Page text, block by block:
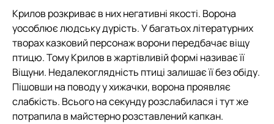
Крилов розкриває в них негативні якості. Ворона
уособлює людську дурість. У багатьох літературних
творах казковий персонаж ворони передбачає віщу
птицю. Тому Крилов в жартівливій формі називає її
Віщуни. Недалекоглядність птиці залишає її без обіду.
Пішовши на поводу у хижачки, ворона проявляє
слабкість. Всього на секунду розслабилася і тут же
потрапила в майстерно розставлений капкан.